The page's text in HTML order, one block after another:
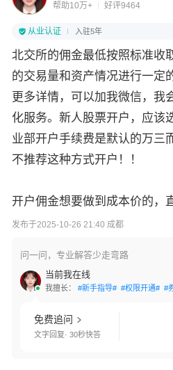
帮助10万+ 好评9464
从业认证 入驻5年
北交所的佣金最低按照标准收
的交易量和资产情况进行一定
更多详情，可以加我微信，我
化服务。新人股票开户，应该
业部开户手续费是默认的万三
不推荐这种方式开户！！
开户佣金想要做到成本价的，
发布于2025-10-26 21:40 成都
问一问，专业解答少走弯路
当前我在线
我擅长： #新手指导# #权限开通# #
免费追问
文字回复· 30秒快答